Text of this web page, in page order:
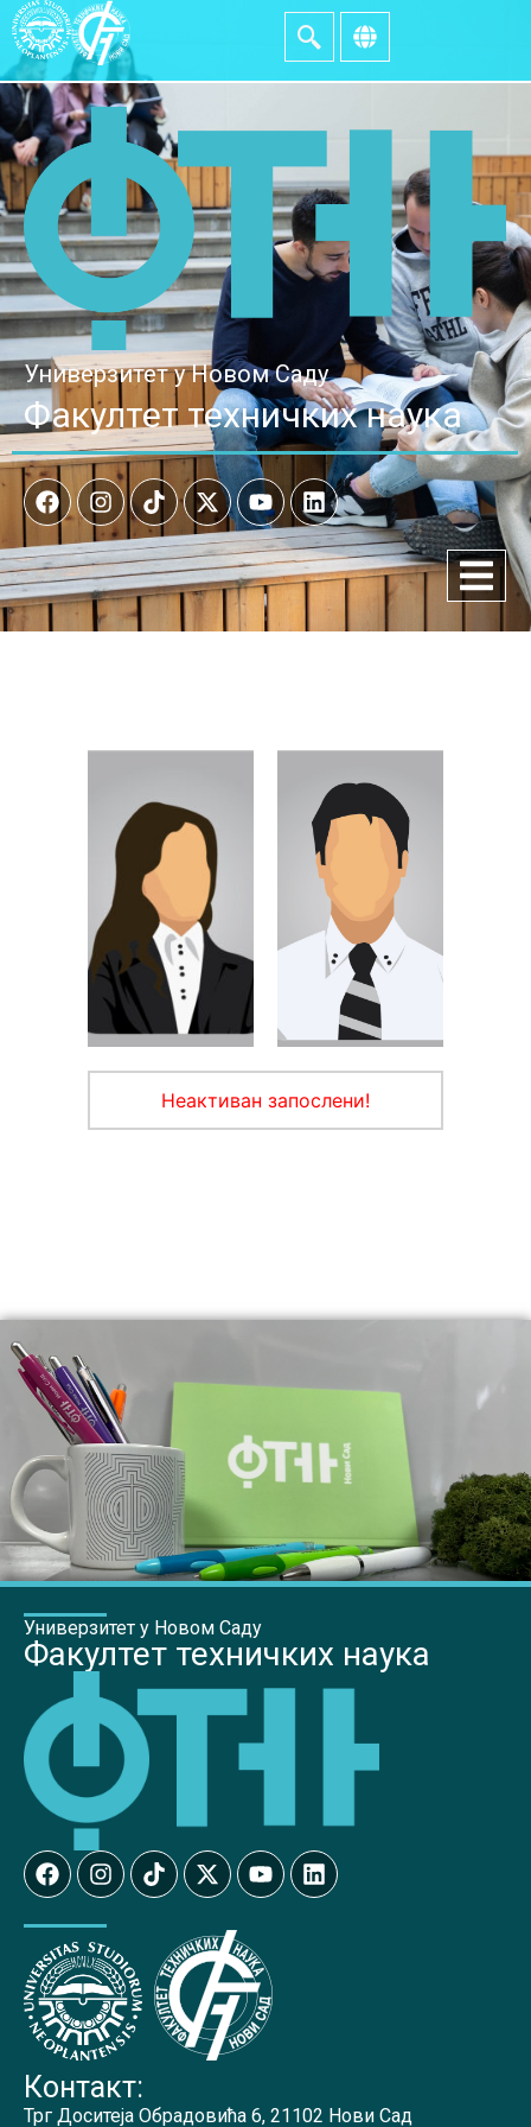
Универзитет у Новом Саду
Факултет техничких наука
Неактиван запослени!
Универзитет у Новом Саду
Факултет техничких наука
Контакт:
Трг Доситеја Обрадовића 6, 21102 Нови Сад